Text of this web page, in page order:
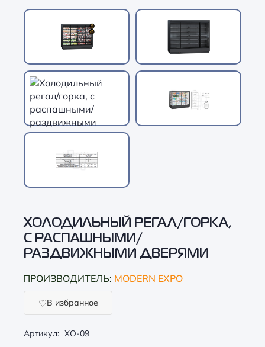
ХОЛОДИЛЬНЫЙ РЕГАЛ/ГОРКА,
С РАСПАШНЫМИ/
РАЗДВИЖНЫМИ ДВЕРЯМИ
ПРОИЗВОДИТЕЛЬ: MODERN EXPO
В избранное
Артикул: ХО-09